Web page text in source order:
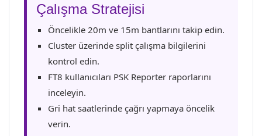
Çalışma Stratejisi
Öncelikle 20m ve 15m bantlarını takip edin.
Cluster üzerinde split çalışma bilgilerini
kontrol edin.
FT8 kullanıcıları PSK Reporter raporlarını
inceleyin.
Gri hat saatlerinde çağrı yapmaya öncelik
verin.